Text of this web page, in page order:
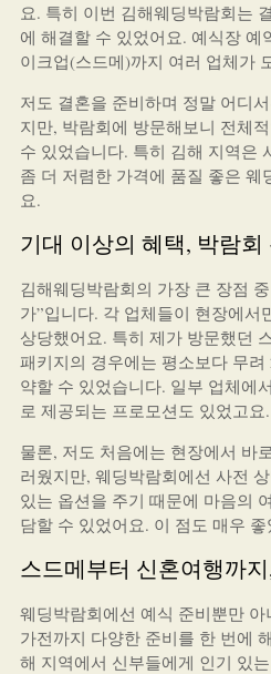
요. 특히 이번 김해웨딩박람회는
에 해결할 수 있었어요. 예식장 예
이크업(스드메)까지 여러 업체가
저도 결혼을 준비하며 정말 어디
지만, 박람회에 방문해보니 전체
수 있었습니다. 특히 김해 지역은
좀 더 저렴한 가격에 품질 좋은 웨
요.
기대 이상의 혜택, 박람회
김해웨딩박람회의 가장 큰 장점
가”입니다. 각 업체들이 현장에서
상당했어요. 특히 제가 방문했던
패키지의 경우에는 평소보다 무
약할 수 있었습니다. 일부 업체에
로 제공되는 프로모션도 있었고요.
물론, 저도 처음에는 현장에서 바
러웠지만, 웨딩박람회에선 사전
있는 옵션을 주기 때문에 마음의
담할 수 있었어요. 이 점도 매우 좋
스드메부터 신혼여행까
웨딩박람회에선 예식 준비뿐만
가전까지 다양한 준비를 한 번에
해 지역에서 신부들에게 인기 있